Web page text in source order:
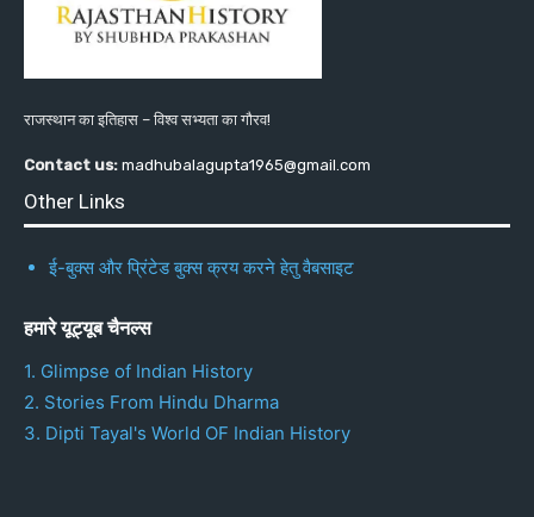
राजस्थान का इतिहास – विश्व सभ्यता का गौरव!
Contact us: madhubalagupta1965@gmail.com
Other Links
ई-बुक्स और प्रिंटेड बुक्स क्रय करने हेतु वैबसाइट
हमारे यूट्यूब चैनल्स
1. Glimpse of Indian History
2. Stories From Hindu Dharma
3. Dipti Tayal's World OF Indian History